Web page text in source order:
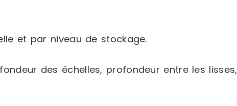
et par niveau de stockage.
des échelles, profondeur entre les lisses,